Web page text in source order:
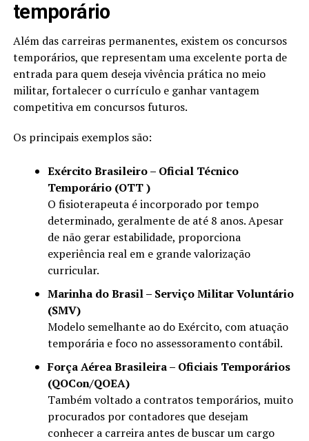
temporário
Além das carreiras permanentes, existem os concursos
temporários, que representam uma excelente porta de
entrada para quem deseja vivência prática no meio
militar, fortalecer o currículo e ganhar vantagem
competitiva em concursos futuros.
Os principais exemplos são:
Exército Brasileiro – Oficial Técnico
Temporário (OTT )
O fisioterapeuta é incorporado por tempo
determinado, geralmente de até 8 anos. Apesar
de não gerar estabilidade, proporciona
experiência real em e grande valorização
curricular.
Marinha do Brasil – Serviço Militar Voluntário
(SMV)
Modelo semelhante ao do Exército, com atuação
temporária e foco no assessoramento contábil.
Força Aérea Brasileira – Oficiais Temporários
(QOCon/QOEA)
Também voltado a contratos temporários, muito
procurados por contadores que desejam
conhecer a carreira antes de buscar um cargo